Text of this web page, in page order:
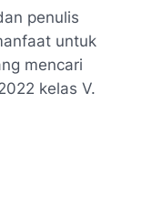
penulis
untuk
mencari
kelas V.